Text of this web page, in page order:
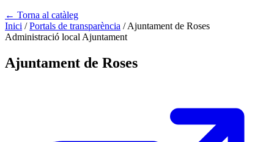
← Torna al catàleg
Inici / Portals de transparència / Ajuntament de Roses
Administració local Ajuntament
Ajuntament de Roses